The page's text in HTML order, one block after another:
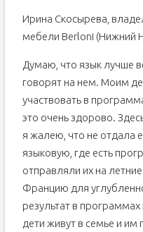
Ирина Скосырева,
мебели Berloni (Нижний
Думаю, что язык лучше
говорят на нем. Моим
участвовать в
это очень здорово.
я жалею, что не отдала
языковую, где есть
отправляли их на
Францию для
результат в
дети живут в семье и